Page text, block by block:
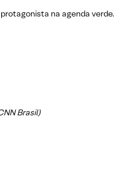
na agenda verde.
Brasil)